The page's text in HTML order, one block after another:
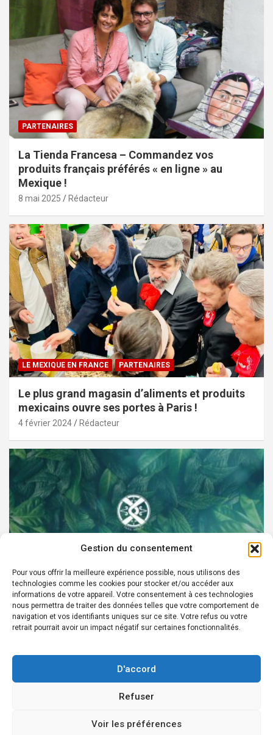
Gestion du consentement
Pour vous offrir la meilleure expérience possible, nous utilisons des
technologies comme les cookies pour stocker et/ou accéder aux
informations de votre appareil. Votre consentement à ces technologies
nous permettra de traiter des données telles que votre comportement de
navigation et vos identifiants uniques sur ce site. Votre refus ou votre
retrait pourrait avoir un impact négatif sur certaines fonctionnalités.
D'accord
Refuser
Voir les préférences
PARTENAIRES
La Tienda Francesa – Commandez vos
produits français préférés « en ligne » au
Mexique !
8 mai 2025 Rédacteur
LE MEXIQUE EN FRANCE PARTENAIRES
Le plus grand magasin d’aliments et produits
mexicains ouvre ses portes à Paris !
4 février 2024 Rédacteur
PARTENAIRES
Devenez Ambassadeur XOCHI BOTANICALS –
« El espíritu francés con corazón de México! »
Édition en ligne depuis 2007 - Courriel Infos: